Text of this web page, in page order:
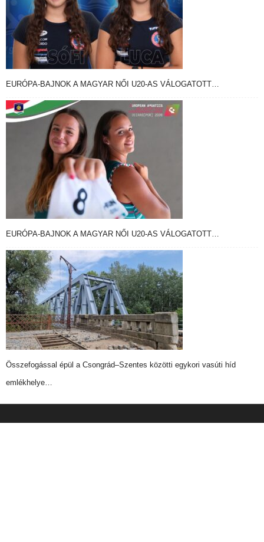
EURÓPA-BAJNOK A MAGYAR NŐI U20-AS VÁLOGATOTT…
EURÓPA-BAJNOK A MAGYAR NŐI U20-AS VÁLOGATOTT…
Összefogással épül a Csongrád–Szentes közötti egykori vasúti híd
emlékhelye…